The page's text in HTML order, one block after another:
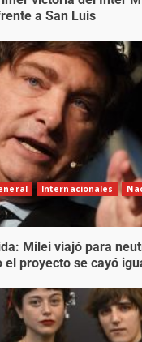
a San Luis
Internacionales
Milei viajó para
proyecto se cayó